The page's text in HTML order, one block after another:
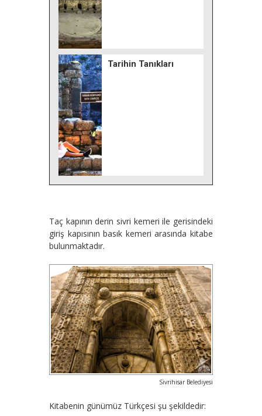
Tarihin Tanıkları
Taç kapının derin sivri kemeri ile gerisindeki
giriş kapısının basık kemeri arasında kitabe
bulunmaktadır.
Sivrihisar Belediyesi
Kitabenin günümüz Türkçesi şu şekildedir: